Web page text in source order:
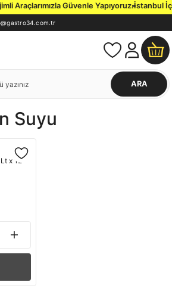
Araçlarımızla Güvenle Yapıyoruz.İstanbul İçi
ARA
Suyu
x 12